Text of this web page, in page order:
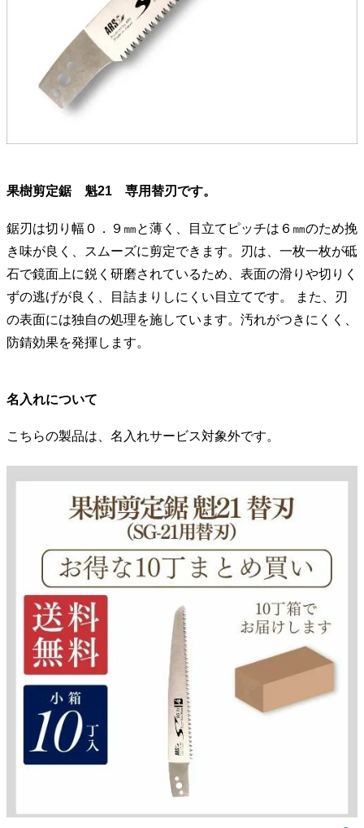
果樹剪定鋸 魁21 専用替刃です。
鋸刃は切り幅０．９㎜と薄く、目立てピッチは６㎜のため挽
き味が良く、スムーズに剪定できます。刃は、一枚一枚が砥
石で鏡面上に鋭く研磨されているため、表面の滑りや切りく
ずの逃げが良く、目詰まりしにくい目立てです。 また、刃
の表面には独自の処理を施しています。汚れがつきにくく、
防錆効果を発揮します。
名入れについて
こちらの製品は、名入れサービス対象外です。